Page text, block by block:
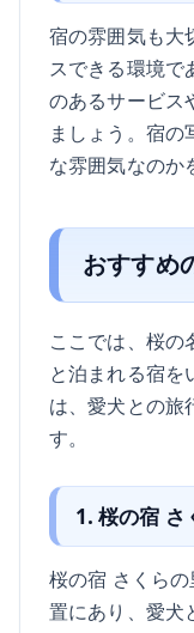
宿の雰囲気も大
スできる環境で
のあるサービス
ましょう。宿の
な雰囲気なのか
おすすめ
ここでは、桜の
と泊まれる宿を
は、愛犬との旅
す。
1. 桜の宿 さ
桜の宿 さくら
置にあり、愛犬